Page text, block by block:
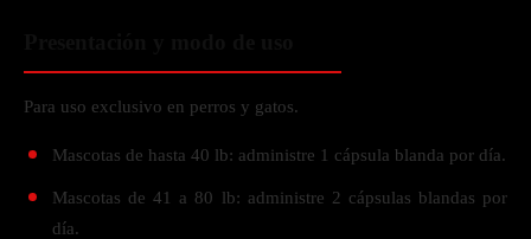
Para uso exclusivo en perros y gatos.
Mascotas de hasta 40 lb: administre 1 cápsula blanda por día.
Mascotas de 41 a 80 lb: administre 2 cápsulas blandas por
día.